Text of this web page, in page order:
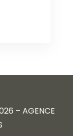
– AGENCE